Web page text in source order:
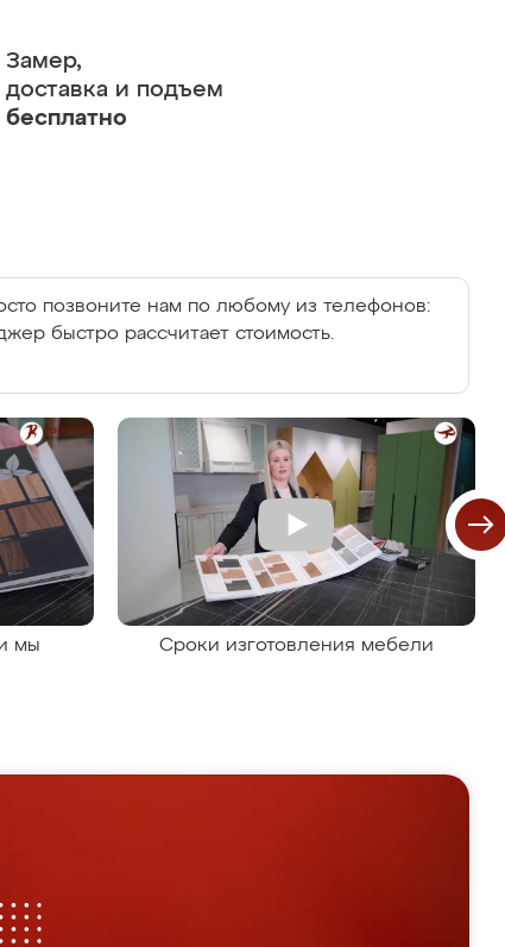
Замер,
доставка и подъем
бесплатно
позвоните нам по любому из телефонов:
быстро рассчитает стоимость.
мы
Сроки изготовления мебели